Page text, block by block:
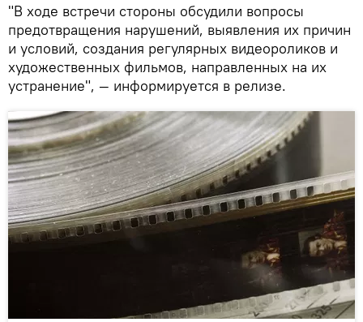
"В ходе встречи стороны обсудили вопросы
предотвращения нарушений, выявления их причин
и условий, создания регулярных видеороликов и
художественных фильмов, направленных на их
устранение", — информируется в релизе.